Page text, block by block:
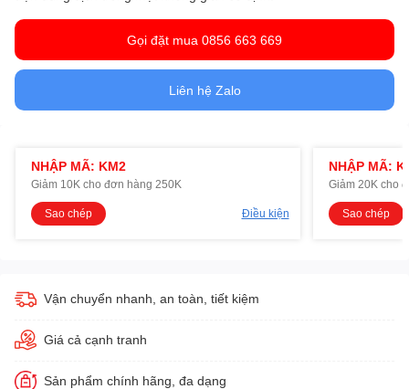
Gọi đặt mua 0856 663 669
Liên hệ Zalo
NHẬP MÃ: KM2
Giảm 10K cho đơn hàng 250K
Sao chép Điều kiện
NHẬP MÃ:
Giảm 20K cho
Sao chép
Vận chuyển nhanh, an toàn, tiết kiệm
Giá cả cạnh tranh
Sản phẩm chính hãng, đa dạng